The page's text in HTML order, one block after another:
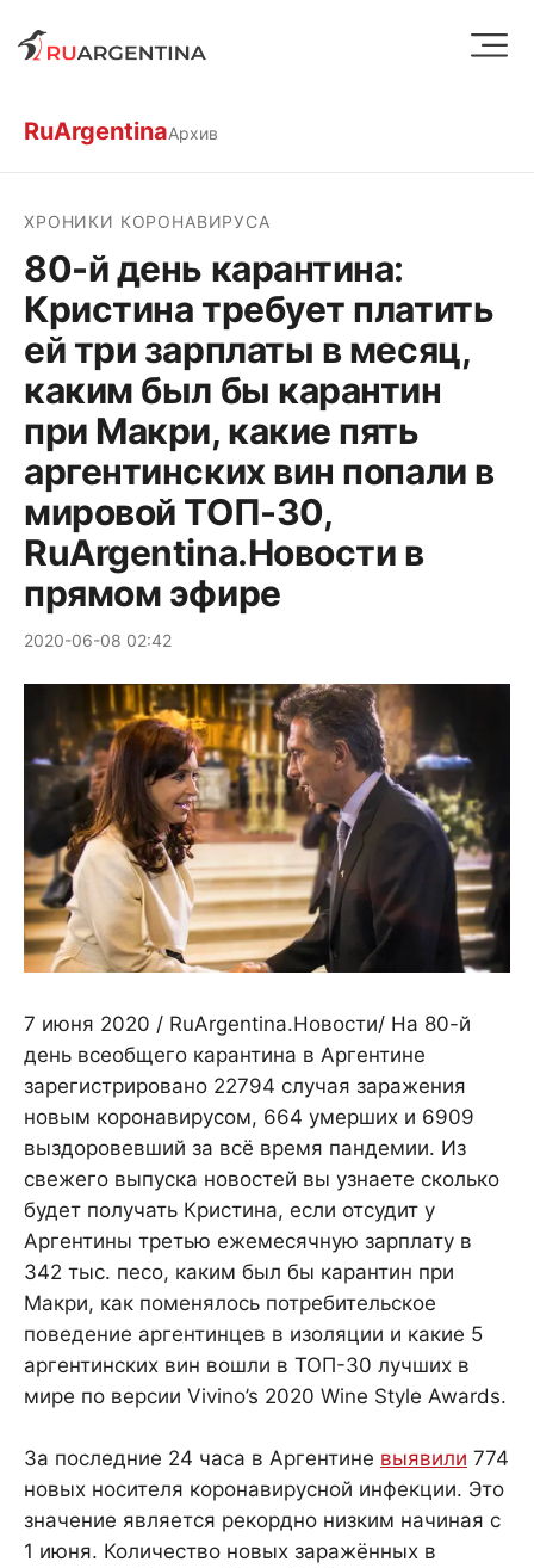
RuArgentinaАрхив
ХРОНИКИ КОРОНАВИРУСА
80-й день карантина:
Кристина требует платить
ей три зарплаты в месяц,
каким был бы карантин
при Макри, какие пять
аргентинских вин попали в
мировой ТОП-30,
RuArgentina.Новости в
прямом эфире
2020-06-08 02:42
7 июня 2020 / RuArgentina.Новости/ На 80-й
день всеобщего карантина в Аргентине
зарегистрировано 22794 случая заражения
новым коронавирусом, 664 умерших и 6909
выздоровевший за всё время пандемии. Из
свежего выпуска новостей вы узнаете сколько
будет получать Кристина, если отсудит у
Аргентины третью ежемесячную зарплату в
342 тыс. песо, каким был бы карантин при
Макри, как поменялось потребительское
поведение аргентинцев в изоляции и какие 5
аргентинских вин вошли в ТОП-30 лучших в
мире по версии Vivino’s 2020 Wine Style Awards.
За последние 24 часа в Аргентине выявили 774
новых носителя коронавирусной инфекции. Это
значение является рекордно низким начиная с
1 июня. Количество новых заражённых в